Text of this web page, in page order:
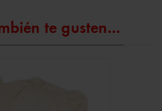
te gusten...